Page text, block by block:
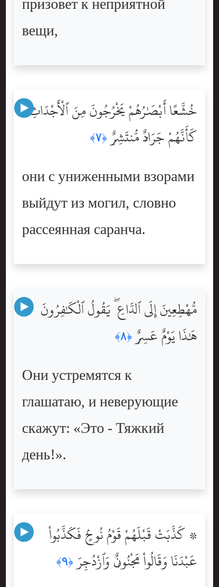
вещи,
خُشَّعًا أَبْصَٰرُهُمْ يَخْرُجُونَ مِنَ ٱلْأَجْدَاثِ
كَأَنَّهُمْ جَرَادٌۭ مُّنتَشِرٌۭ ﴿٧﴾
они с униженными взорами
выйдут из могил, словно
рассеянная саранча.
مُّهْطِعِينَ إِلَى ٱلدَّاعِ ۖ يَقُولُ ٱلْكَٰفِرُونَ
هَٰذَا يَوْمٌ عَسِرٌۭ ﴿٨﴾
Они устремятся к
глашатаю, и неверующие
скажут: «Это - Тяжкий
день!».
۞ كَذَّبَتْ قَبْلَهُمْ قَوْمُ نُوحٍۢ فَكَذَّبُواْ
عَبْدَنَا وَقَالُواْ مَجْنُونٌۭ وَٱزْدُجِرَ﴿٩﴾